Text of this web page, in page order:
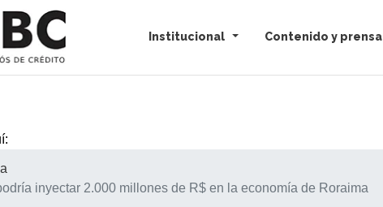
Institucional Contenido y prensa
inyectar 2.000 millones de R$ en la economía de Roraima